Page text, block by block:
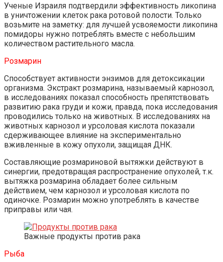
Ученые Израиля подтвердили эффективность ликопина
в уничтожении клеток рака ротовой полости. Только
возьмите на заметку: для лучшей усвояемости ликопина
помидоры нужно потреблять вместе с небольшим
количеством растительного масла.
Розмарин
Способствует активности энзимов для детоксикации
организма. Экстракт розмарина, называемый карнозол,
в исследованиях показал способность препятствовать
развитию рака груди и кожи, правда, пока исследования
проводились только на животных. В исследованиях на
животных карнозол и урсоловая кислота показали
сдерживающее влияние на экспериментально
вживленные в кожу опухоли, защищая ДНК.
Составляющие розмариновой вытяжки действуют в
синергии, предотвращая распространение опухолей, т.к.
вытяжка розмарина обладает более сильным
действием, чем карнозол и урсоловая кислота по
одиночке. Розмарин можно употреблять в качестве
приправы или чая.
Важные продукты против рака
Рыба